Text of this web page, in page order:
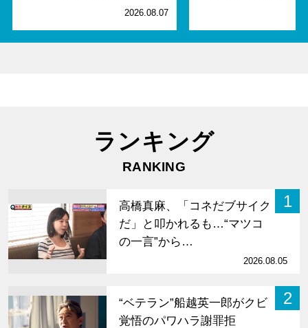
2026.08.07
ランキング
RANKING
1
高橋真麻、「コネだブサイク
だ」と叩かれるも…“マツコ
の一言”から…
2026.08.05
2
“ベテラン”船越英一郎がクビ
覚悟のパワハラ謝罪拒